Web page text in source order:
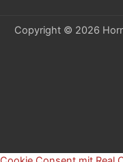
Copyright © 2026